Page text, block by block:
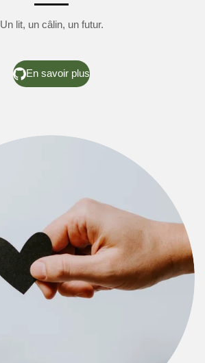
Un lit, un câlin, un futur.
En savoir plus